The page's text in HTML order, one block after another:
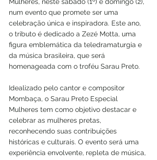
num evento que promete ser uma
celebração única e inspiradora. Este ano,
o tributo é dedicado a Zezé Motta, uma
figura emblemática da teledramaturgia e
da música brasileira, que será
homenageada com o troféu Sarau Preto.
Idealizado pelo cantor e compositor
Mombaça, o Sarau Preto Especial
Mulheres tem como objetivo destacar e
celebrar as mulheres pretas,
reconhecendo suas contribuições
históricas e culturais. O evento será uma
experiência envolvente, repleta de música,